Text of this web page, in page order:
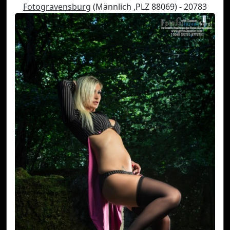
Fotogravensburg (Männlich ,PLZ 88069) - 20783